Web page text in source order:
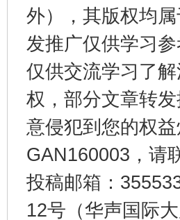
外），其版权均
发推广仅供学习
仅供交流学习了
权，部分文章转
意侵犯到您的权
GAN160003，请
投稿邮箱：
12号（华声国际
揭批美国五大"原罪"
解纷+调解+退费，一次搞定